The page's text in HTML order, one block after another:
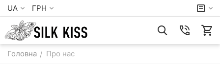
UA ГРН
Головна / Про нас